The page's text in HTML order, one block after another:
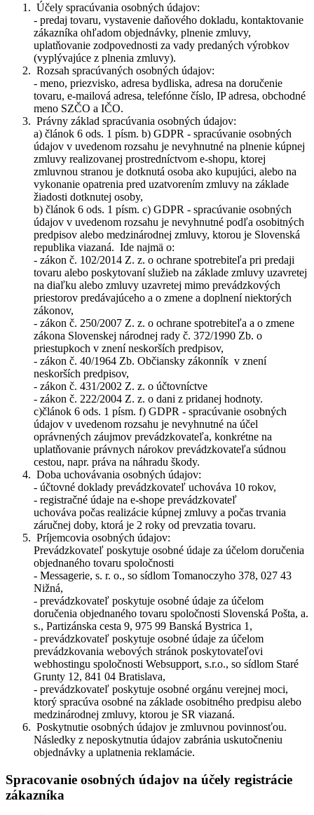
Účely spracúvania osobných údajov:
- predaj tovaru, vystavenie daňového dokladu, kontaktovanie
zákazníka ohľadom objednávky, plnenie zmluvy,
uplatňovanie zodpovednosti za vady predaných výrobkov
(vyplývajúce z plnenia zmluvy).
Rozsah spracúvaných osobných údajov:
- meno, priezvisko, adresa bydliska, adresa na doručenie
tovaru, e-mailová adresa, telefónne číslo, IP adresa, obchodné
meno SZČO a IČO.
Právny základ spracúvania osobných údajov:
a) článok 6 ods. 1 písm. b) GDPR - spracúvanie osobných
údajov v uvedenom rozsahu je nevyhnutné na plnenie kúpnej
zmluvy realizovanej prostredníctvom e-shopu, ktorej
zmluvnou stranou je dotknutá osoba ako kupujúci, alebo na
vykonanie opatrenia pred uzatvorením zmluvy na základe
žiadosti dotknutej osoby,
b) článok 6 ods. 1 písm. c) GDPR - spracúvanie osobných
údajov v uvedenom rozsahu je nevyhnutné podľa osobitných
predpisov alebo medzinárodnej zmluvy, ktorou je Slovenská
republika viazaná. Ide najmä o:
- zákon č. 102/2014 Z. z. o ochrane spotrebiteľa pri predaji
tovaru alebo poskytovaní služieb na základe zmluvy uzavretej
na diaľku alebo zmluvy uzavretej mimo prevádzkových
priestorov predávajúceho a o zmene a doplnení niektorých
zákonov,
- zákon č. 250/2007 Z. z. o ochrane spotrebiteľa a o zmene
zákona Slovenskej národnej rady č. 372/1990 Zb. o
priestupkoch v znení neskorších predpisov,
- zákon č. 40/1964 Zb. Občiansky zákonník v znení
neskorších predpisov,
- zákon č. 431/2002 Z. z. o účtovníctve
- zákon č. 222/2004 Z. z. o dani z pridanej hodnoty.
c)článok 6 ods. 1 písm. f) GDPR - spracúvanie osobných
údajov v uvedenom rozsahu je nevyhnutné na účel
oprávnených záujmov prevádzkovateľa, konkrétne na
uplatňovanie právnych nárokov prevádzkovateľa súdnou
cestou, napr. práva na náhradu škody.
Doba uchovávania osobných údajov:
- účtovné doklady prevádzkovateľ uchováva 10 rokov,
- registračné údaje na e-shope prevádzkovateľ
uchováva počas realizácie kúpnej zmluvy a počas trvania
záručnej doby, ktorá je 2 roky od prevzatia tovaru.
Príjemcovia osobných údajov:
Prevádzkovateľ poskytuje osobné údaje za účelom doručenia
objednaného tovaru spoločnosti
- Messagerie, s. r. o., so sídlom Tomanoczyho 378, 027 43
Nižná,
- prevádzkovateľ poskytuje osobné údaje za účelom
doručenia objednaného tovaru spoločnosti Slovenská Pošta, a.
s., Partizánska cesta 9, 975 99 Banská Bystrica 1,
- prevádzkovateľ poskytuje osobné údaje za účelom
prevádzkovania webových stránok poskytovateľovi
webhostingu spoločnosti Websupport, s.r.o., so sídlom Staré
Grunty 12, 841 04 Bratislava,
- prevádzkovateľ poskytuje osobné orgánu verejnej moci,
ktorý spracúva osobné na základe osobitného predpisu alebo
medzinárodnej zmluvy, ktorou je SR viazaná.
Poskytnutie osobných údajov je zmluvnou povinnosťou.
Následky z neposkytnutia údajov zabránia uskutočneniu
objednávky a uplatnenia reklamácie.
Spracovanie osobných údajov na účely registrácie
zákazníka